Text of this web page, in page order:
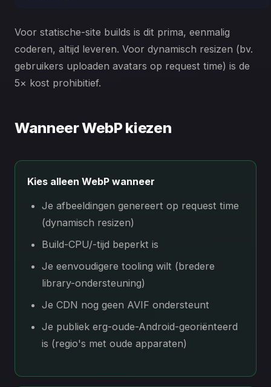
Voor statische-site builds is dit prima, eenmalig
coderen, altijd leveren. Voor dynamisch resizen (bv.
gebruikers uploaden avatars op request time) is de
5× kost prohibitief.
Wanneer WebP kiezen
Kies alleen WebP wanneer
Je afbeeldingen genereert op request time
(dynamisch resizen)
Build-CPU/-tijd beperkt is
Je eenvoudigere tooling wilt (bredere
library-ondersteuning)
Je CDN nog geen AVIF ondersteunt
Je publiek erg-oude-Android-georiënteerd
is (regio's met oude apparaten)